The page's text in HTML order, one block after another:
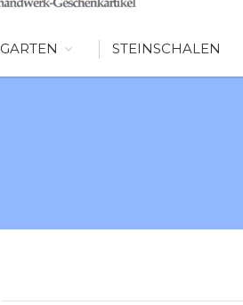
GARTEN STEINSCHALEN